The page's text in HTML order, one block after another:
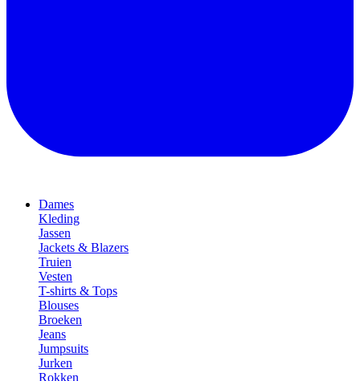
Dames
Kleding
Jassen
Jackets & Blazers
Truien
Vesten
T-shirts & Tops
Blouses
Broeken
Jeans
Jumpsuits
Jurken
Rokken